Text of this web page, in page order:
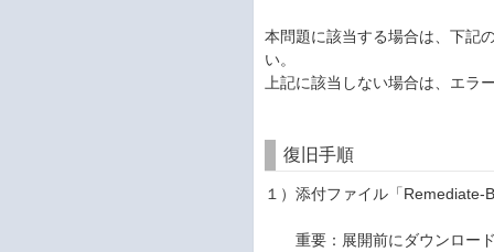
本問題に該当する場合は、下記
い。
上記に該当しない場合は、エラ
復旧手順
１）添付ファイル「
重要：展開前にダウンロード